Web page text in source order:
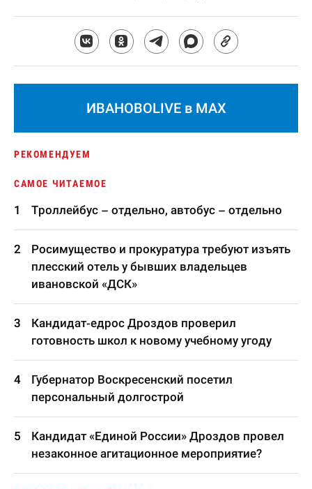
ИВАНОВОLIVE в MAX
РЕКОМЕНДУЕМ
САМОЕ ЧИТАЕМОЕ
Троллейбус – отдельно, автобус – отдельно
Росимущество и прокуратура требуют изъять
плесский отель у бывших владельцев
ивановской «ДСК»
Кандидат-едрос Дроздов проверил
готовность школ к новому учебному угоду
Губернатор Воскресенский посетил
персональный долгострой
Кандидат «Единой России» Дроздов провел
незаконное агитационное мероприятие?